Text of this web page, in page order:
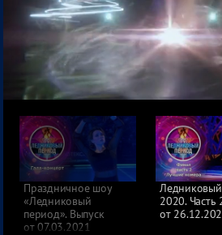
Ледниковый период 2013
Лед и пламень
Праздничное шоу
«Ледниковый
период». Выпуск
от 07.03.2021
2020. Часть
от